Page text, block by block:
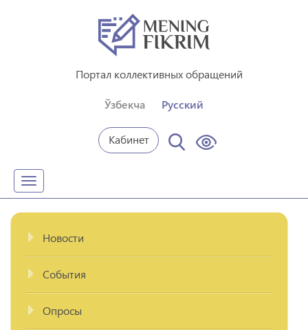
Портал коллективных обращений
Ўзбекча Русский
Кабинет
Toggle
navigation
Новости
События
Опросы